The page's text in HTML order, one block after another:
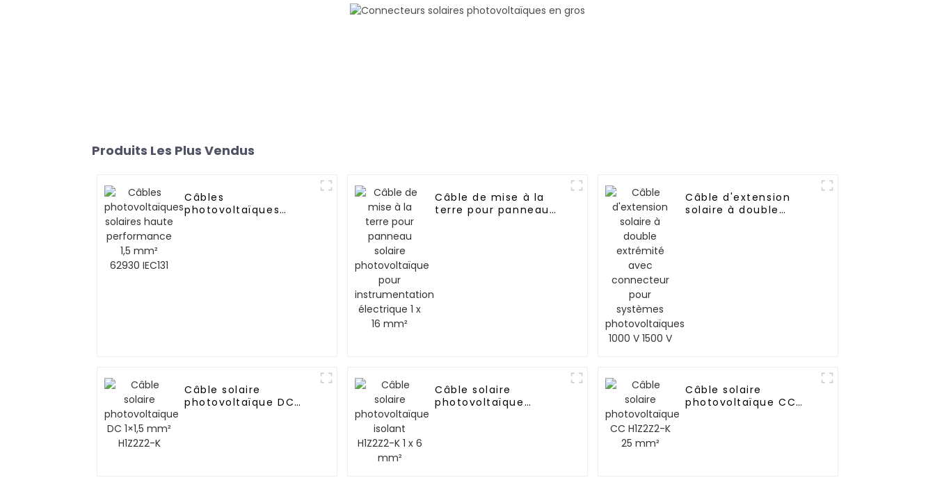
deux collecteurs
Produits Les Plus Vendus
Câbles
photovoltaïques
Câble de mise à la
terre pour panneau
Câble d'extension
solaire à double
Câble solaire
photovoltaïque DC
Câble solaire
photovoltaïque
Câble solaire
photovoltaïque CC